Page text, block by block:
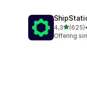
4,3z 5(625)
Celkový •
Offering